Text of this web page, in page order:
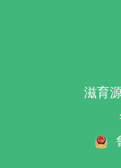
4、促进植物细胞壁
定性、促进根系生长
5、着色好,提高果实
果实表光，延长货架
滋育